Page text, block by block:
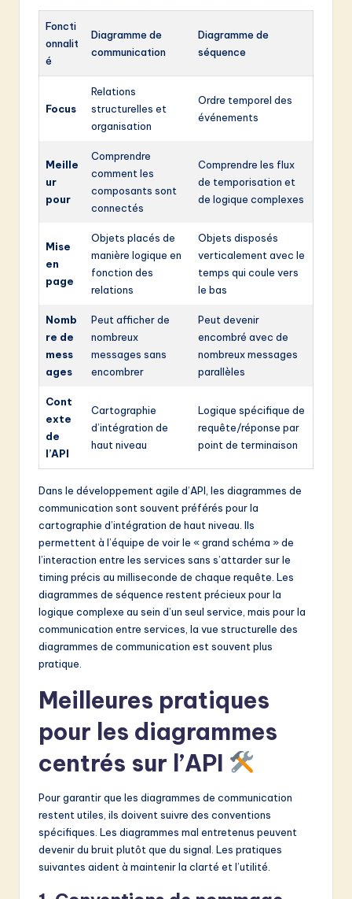
Foncti
onnalit
é
Diagramme de
communication
Diagramme de
séquence
Focus
Relations
structurelles et
organisation
Ordre temporel des
événements
Meille
ur
pour
Comprendre
comment les
composants sont
connectés
Comprendre les flux
de temporisation et
de logique complexes
Mise
en
page
Objets placés de
manière logique en
fonction des
relations
Objets disposés
verticalement avec le
temps qui coule vers
le bas
Nomb
re de
mess
ages
Peut afficher de
nombreux
messages sans
encombrer
Peut devenir
encombré avec de
nombreux messages
parallèles
Cont
exte
de
l’API
Cartographie
d’intégration de
haut niveau
Logique spécifique de
requête/réponse par
point de terminaison
Dans le développement agile d’API, les diagrammes de
communication sont souvent préférés pour la
cartographie d’intégration de haut niveau. Ils
permettent à l’équipe de voir le « grand schéma » de
l’interaction entre les services sans s’attarder sur le
timing précis au milliseconde de chaque requête. Les
diagrammes de séquence restent précieux pour la
logique complexe au sein d’un seul service, mais pour la
communication entre services, la vue structurelle des
diagrammes de communication est souvent plus
pratique.
Meilleures pratiques
pour les diagrammes
centrés sur l’API
Pour garantir que les diagrammes de communication
restent utiles, ils doivent suivre des conventions
spécifiques. Les diagrammes mal entretenus peuvent
devenir du bruit plutôt que du signal. Les pratiques
suivantes aident à maintenir la clarté et l’utilité.